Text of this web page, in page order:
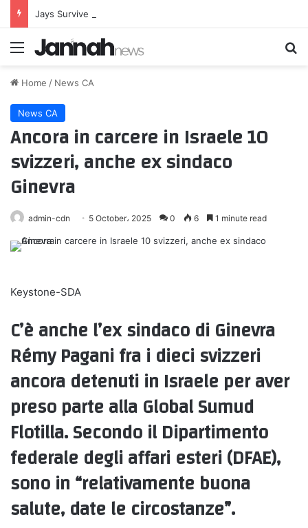
Jays Survive Near Collapse, Beat Phillies 5-4
Menu
Home / News CA
News CA
Ancora in carcere in Israele 10
svizzeri, anche ex sindaco
Ginevra
admin-cdn 5 October، 2025 0 6 1 minute read
Keystone-SDA
C’è anche l’ex sindaco di Ginevra
Rémy Pagani fra i dieci svizzeri
ancora detenuti in Israele per aver
preso parte alla Global Sumud
Flotilla. Secondo il Dipartimento
federale degli affari esteri (DFAE),
sono in “relativamente buona
salute, date le circostanze”.